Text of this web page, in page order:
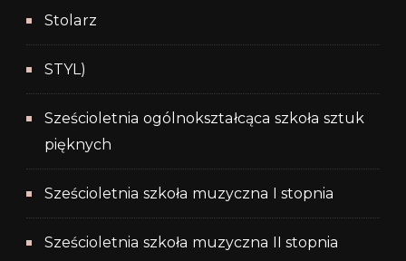
Stolarz
STYL)
Sześcioletnia ogólnokształcąca szkoła sztuk
pięknych
Sześcioletnia szkoła muzyczna I stopnia
Sześcioletnia szkoła muzyczna II stopnia